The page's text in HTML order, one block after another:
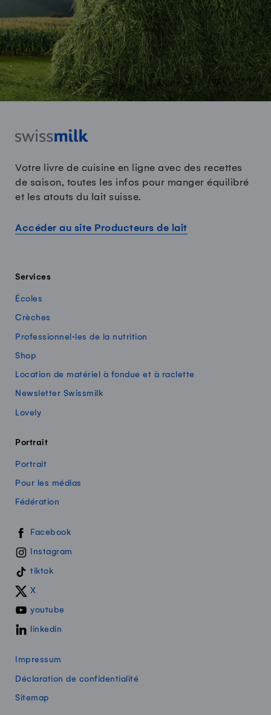
Votre livre de cuisine en ligne avec des recettes
de saison, toutes les infos pour manger équilibré
et les atouts du lait suisse.
Accéder au site Producteurs de lait
Services
Écoles
Crèches
Professionnel·les de la nutrition
Shop
Location de matériel à fondue et à raclette
Newsletter Swissmilk
Lovely
Portrait
Portrait
Pour les médias
Fédération
Swissmilk sur les réseaux sociaux
Facebook
Instagram
tiktok
X
youtube
linkedin
Impressum
Déclaration de confidentialité
Sitemap